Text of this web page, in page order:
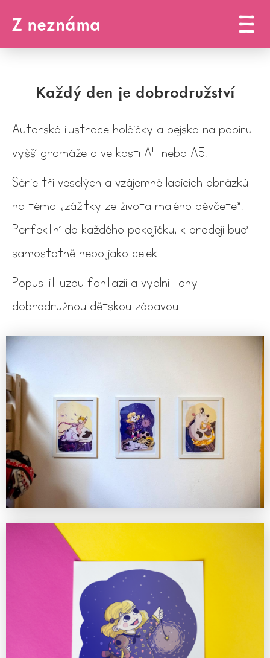
Z neznáma
Každý den je dobrodružství
Autorská ilustrace holčičky a pejska na papíru
vyšší gramáže o velikosti A4 nebo A5.
Série tří veselých a vzájemně ladících obrázků
na téma „zážitky ze života malého děvčete".
Perfektní do každého pokojíčku, k prodeji buď
samostatně nebo jako celek.
Popustit uzdu fantazii a vyplnit dny
dobrodružnou dětskou zábavou...